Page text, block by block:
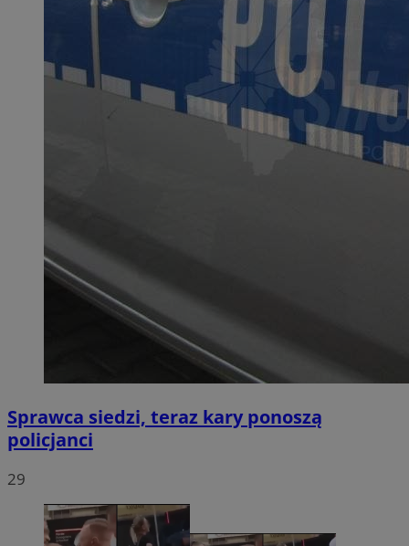
Sprawca siedzi, teraz kary ponoszą
policjanci
29